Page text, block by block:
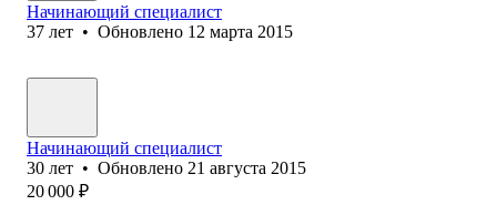
Начинающий специалист
37 лет • Обновлено 12 марта 2015
Начинающий специалист
30 лет • Обновлено 21 августа 2015
20 000 ₽